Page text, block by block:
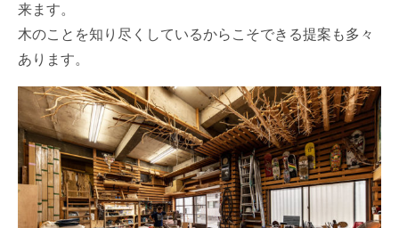
来ます。
木のことを知り尽くしているからこそできる提案も多々
あります。